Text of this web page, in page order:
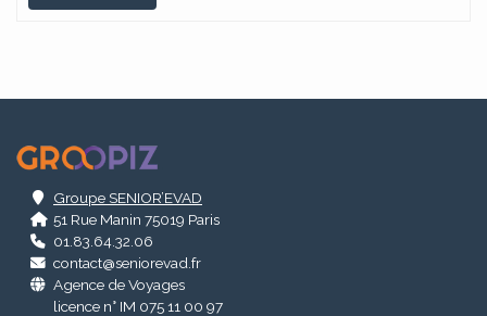
Groupe SENIOR’EVAD
51 Rue Manin 75019 Paris
01.83.64.32.06
contact@seniorevad.fr
Agence de Voyages
licence n° IM 075 11 00 97